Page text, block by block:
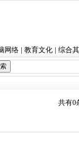
网络 教育文化 综合
共有0